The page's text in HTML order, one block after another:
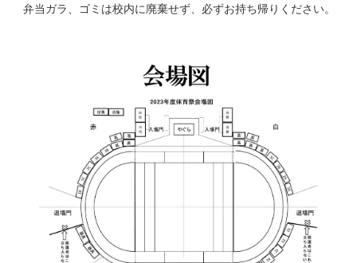
弁当ガラ、ゴミは校内に廃棄せず、必ずお持ち帰りください。